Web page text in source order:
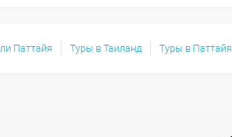
Паттайя Туры в Таиланд Туры в Паттайя